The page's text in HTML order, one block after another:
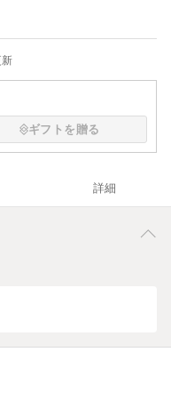
ギフトを贈る
詳細